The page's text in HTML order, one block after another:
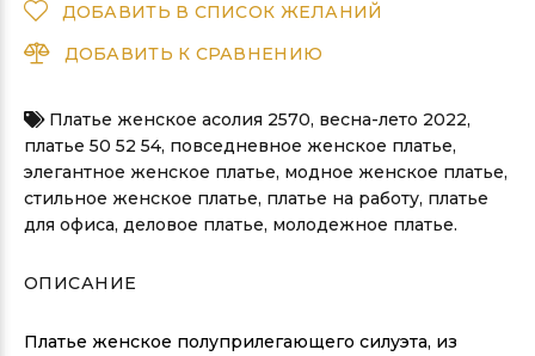
ДОБАВИТЬ В СПИСОК ЖЕЛАНИЙ
ДОБАВИТЬ К СРАВНЕНИЮ
Платье женское асолия 2570, весна-лето 2022,
платье 50 52 54, повседневное женское платье,
элегантное женское платье, модное женское платье,
стильное женское платье, платье на работу, платье
для офиса, деловое платье, молодежное платье.
ОПИСАНИЕ
Платье женское полуприлегающего силуэта, из